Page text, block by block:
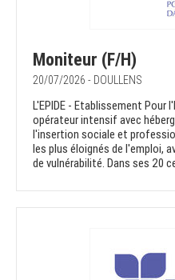
Moniteur (F/H)
20/07/2026 - DOULLENS
L'EPIDE - Etablissement Pour
opérateur intensif avec
l'insertion sociale et
les plus éloignés de l'emploi,
de vulnérabilité. Dans ses 20